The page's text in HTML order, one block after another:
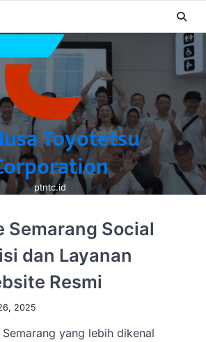
Toyotetsu
ptntc.id
Semarang Social
dan Layanan
Resmi
2025
yang lebih dikenal